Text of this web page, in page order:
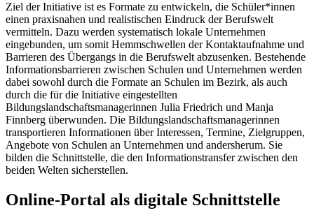
Ziel der Initiative ist es Formate zu entwickeln, die Schüler*innen
einen praxisnahen und realistischen Eindruck der Berufswelt
vermitteln. Dazu werden systematisch lokale Unternehmen
eingebunden, um somit Hemmschwellen der Kontaktaufnahme und
Barrieren des Übergangs in die Berufswelt abzusenken. Bestehende
Informationsbarrieren zwischen Schulen und Unternehmen werden
dabei sowohl durch die Formate an Schulen im Bezirk, als auch
durch die für die Initiative eingestellten
Bildungslandschaftsmanagerinnen Julia Friedrich und Manja
Finnberg überwunden. Die Bildungslandschaftsmanagerinnen
transportieren Informationen über Interessen, Termine, Zielgruppen,
Angebote von Schulen an Unternehmen und andersherum. Sie
bilden die Schnittstelle, die den Informationstransfer zwischen den
beiden Welten sicherstellen.
Online-Portal als digitale Schnittstelle